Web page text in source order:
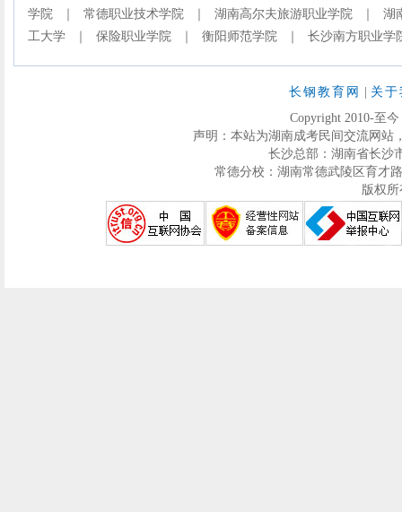
学院
常德职业技术学院 湖南高尔夫旅游职业学院
湖
工大学
保险职业学院 衡阳师范学院 长沙南方职业学
长钢教育网
关
Copyright 2010-至
声明：本站为湖南成考民间交流网站
长沙总部：湖南省长沙
常德分校：湖南常德武陵区育才
版权